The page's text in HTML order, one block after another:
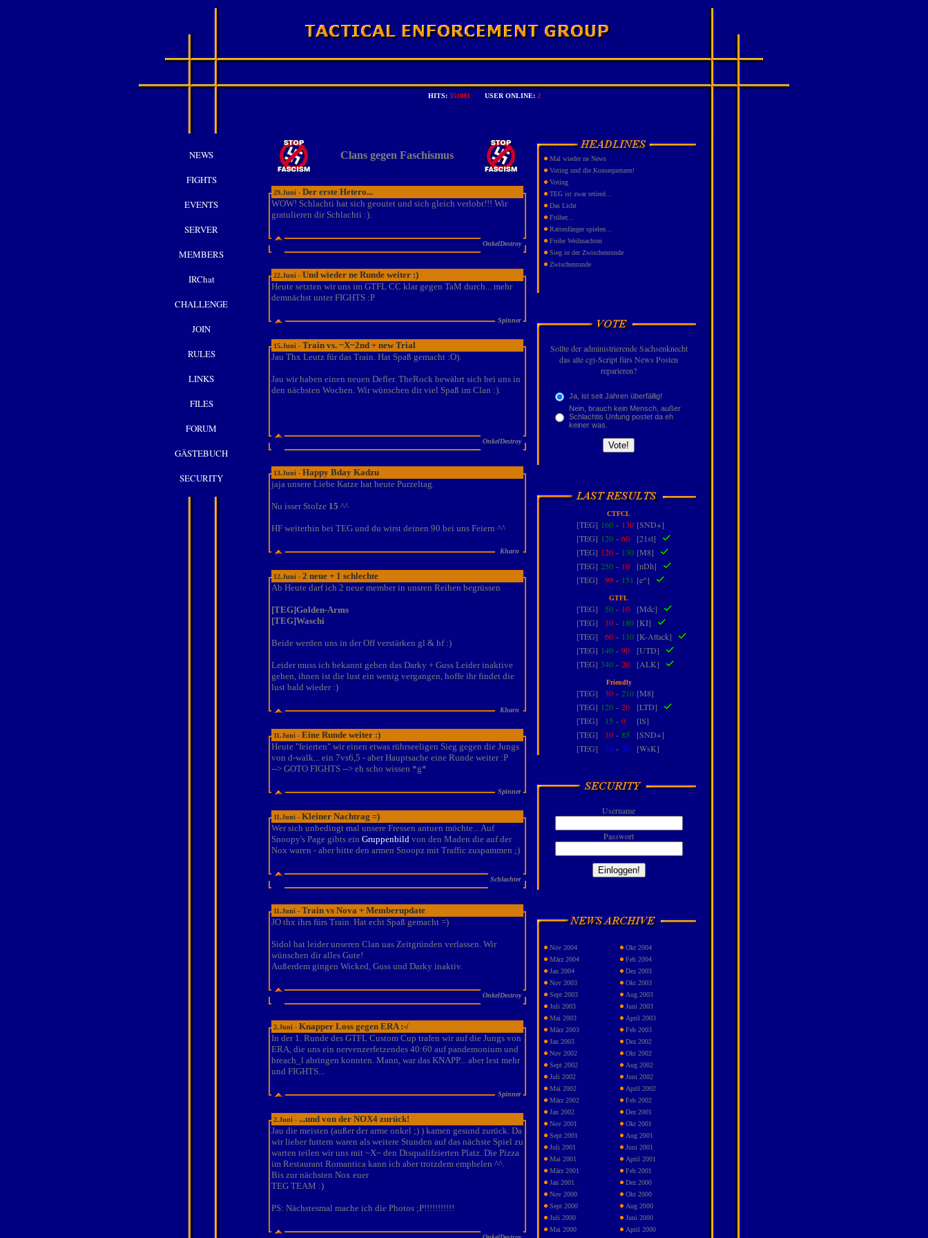
HITS: 351081 USER ONLINE: 2
NEWS
FIGHTS
EVENTS
SERVER
MEMBERS
IRChat
CHALLENGE
JOIN
RULES
LINKS
FILES
FORUM
GÄSTEBUCH
SECURITY
Clans gegen Faschismus
29.Juni - Der erste Hetero...
WOW! Schlachti hat sich geoutet und sich gleich verlobt!!! Wir
gratulieren dir Schlachti :).
OnkelDestroy
22.Juni - Und wieder ne Runde weiter :)
Heute setzten wir uns im GTFL CC klar gegen TaM durch... mehr
demnächst unter FIGHTS :P
Spinner
15.Juni - Train vs. ~X~2nd + new Trial
Jau Thx Leutz für das Train. Hat Spaß gemacht :O).
Jau wir haben einen neuen Defler. TheRock bewährt sich bei uns in
den nächsten Wochen. Wir wünschen dir viel Spaß im Clan :).
OnkelDestroy
13.Juni - Happy Bday Kadzu
jaja unsere Liebe Katze hat heute Purzeltag.
Nu isser Stolze 15 ^^
HF weiterhin bei TEG und du wirst deinen 90 bei uns Feiern ^^
Kharn
12.Juni - 2 neue + 1 schlechte
Ab Heute darf ich 2 neue member in unsren Reihen begrüssen
[TEG]Golden-Arms
[TEG]Waschi
Beide werden uns in der Off verstärken gl & hf :)
Leider muss ich bekannt geben das Darky + Guss Leider inaktive
gehen, ihnen ist die lust ein wenig vergangen, hoffe ihr findet die
lust bald wieder :)
Kharn
11.Juni - Eine Runde weiter :)
Heute "feierten" wir einen etwas rührseeligen Sieg gegen die Jungs
von d-walk... ein 7vs6,5 - aber Hauptsache eine Runde weiter :P
--> GOTO FIGHTS --> eh scho wissen *g*
Spinner
11.Juni - Kleiner Nachtrag =)
Wer sich unbedingt mal unsere Fressen antuen möchte... Auf
Snoopy's Page gibts ein Gruppenbild von den Maden die auf der
Nox waren - aber bitte den armen Snoopz mit Traffic zuspammen ;)
Schlachter
11.Juni - Train vs Nova + Memberupdate
JO thx ihrs fürs Train. Hat echt Spaß gemacht =)
Sidol hat leider unseren Clan uas Zeitgründen verlassen. Wir
wünschen dir alles Gute!
Außerdem gingen Wicked, Guss und Darky inaktiv.
OnkelDestroy
2.Juni - Knapper Loss gegen ERA :-/
In der 1. Runde des GTFL Custom Cup trafen wir auf die Jungs von
ERA, die uns ein nervenzerfetzendes 40:60 auf pandemonium und
breach_l abringen konnten. Mann, war das KNAPP... aber lest mehr
und FIGHTS...
Spinner
2.Juni - ...und von der NOX4 zurück!
Jau die meisten (außer der arme onkel ;) ) kamen gesund zurück. Da
wir lieber futtern waren als weitere Stunden auf das nächste Spiel zu
warten teilen wir uns mit ~X~ den Disqualifzierten Platz. Die Pizza
im Restaurant Romantica kann ich aber trotzdem emphelen ^^.
Bis zur nächsten Nox euer
TEG TEAM :)
PS: Nächstesmal mache ich die Photos ;P!!!!!!!!!!!
Mal wieder ne News
Voting und die Konsequenzen!
Voting
TEG ist zwar retired...
Das Licht
Früher...
Rattenfänger spielen...
Frohe Weihnachten
Sieg in der Zwischenrunde
Zwischenrunde
Sollte der administrierende Sachsenknecht
das alte cgi-Script fürs News Posten
reparieren?
Ja, ist seit Jahren überfällig!
Nein, brauch kein Mensch, außer
Schlachtis Unfung postet da eh
keiner was.
CTFCL
[TEG] 160 - 130 [SND+]
[TEG] 120 - 60
[21st]
[TEG] 120 - 130 [M8]
[TEG] 250 - 10
[nDh]
[TEG]
99 - 151 [e^]
GTFL
[TEG] 50 - 10
[Mdc]
[TEG]
10 - 180 [KI]
[TEG]
60 - 110 [K-Attack]
[TEG] 140 - 90
[UTD]
[TEG] 340 - 20 [ALK]
Friendly
[TEG] 30 - 210 [M8]
[TEG] 120 - 20
[LTD]
[TEG]
15 - 0
[lS]
[TEG]
10 - 85
[SND+]
[TEG]
30 - 30 [WsK]
Username
Passwort
Nov 2004
Okt 2004
März 2004
Feb 2004
Jan 2004
Dez 2003
Nov 2003
Okt 2003
Sept 2003
Aug 2003
Juli 2003
Juni 2003
Mai 2003
April 2003
März 2003
Feb 2003
Jan 2003
Dez 2002
Nov 2002
Okt 2002
Sept 2002
Aug 2002
Juli 2002
Juni 2002
Mai 2002
April 2002
März 2002
Feb 2002
Jan 2002
Dez 2001
Nov 2001
Okt 2001
Sept 2001
Aug 2001
Juli 2001
Juni 2001
Mai 2001
April 2001
März 2001
Feb 2001
Jan 2001
Dez 2000
Nov 2000
Okt 2000
Sept 2000
Aug 2000
Juli 2000
Juni 2000
Mai 2000
April 2000